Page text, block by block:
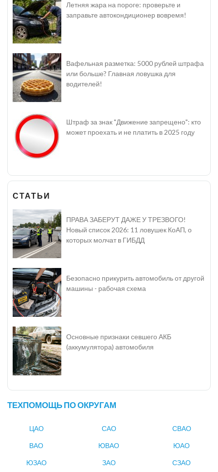
Летняя жара на пороге: проверьте и
заправьте автокондиционер вовремя!
Вафельная разметка: 5000 рублей штрафа
или больше? Главная ловушка для
водителей!
Штраф за знак "Движение запрещено": кто
может проехать и не платить в 2025 году
СТАТЬИ
ПРАВА ЗАБЕРУТ ДАЖЕ У ТРЕЗВОГО!
Новый список 2026: 11 ловушек КоАП, о
которых молчат в ГИБДД
Безопасно прикурить автомобиль от другой
машины - рабочая схема
Основные признаки севшего АКБ
(аккумулятора) автомобиля
ТЕХПОМОЩЬ ПО ОКРУГАМ
ЦАО САО СВАО
ВАО ЮВАО ЮАО
ЮЗАО ЗАО СЗАО